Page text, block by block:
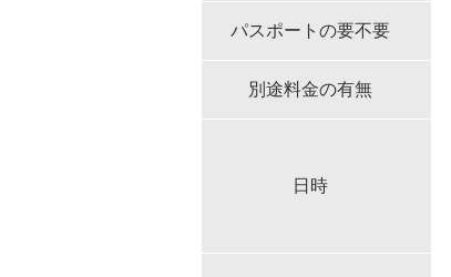
パスポートの要不要
別途料金の有無
日時